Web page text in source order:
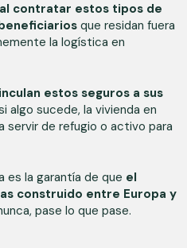
al contratar estos tipos de
que residan fuera
la logística en
estos seguros a sus
algo sucede, la vivienda en
servir de refugio o activo para
es la garantía de que el
construido entre Europa y
pase lo que pase.